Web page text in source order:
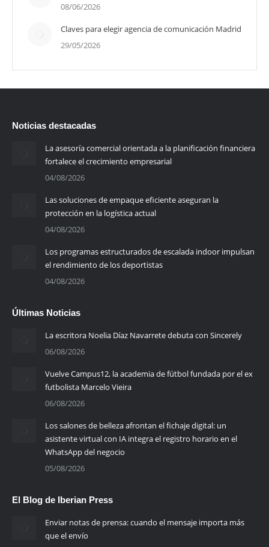
08/06/2026
Claves para elegir agencia de comunicación Madrid
29/05/2026
Noticias destacadas
La asesoría comercial orientada a la planificación financiera
fortalece el crecimiento empresarial
04/08/2026
Las soluciones de empaque eficiente aseguran la
protección en la logística actual
04/08/2026
Los programas estructurados de escalada indoor impulsan
el rendimiento de los deportistas
04/08/2026
Últimas Noticias
La escritora Noelia Díaz Navarrete debuta con Sincerely
06/08/2026
Vuelve Campus12, la academia de fútbol fundada por el ex
futbolista Marcelo Vieira
06/08/2026
Los salones de belleza afrontan el fichaje digital: un
asistente virtual con IA integra el registro horario en el
WhatsApp del negocio
05/08/2026
El Blog de Iberian Press
Enviar notas de prensa: cuando el mensaje importa más
que el envío